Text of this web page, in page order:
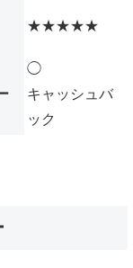
★★★★★
◯
キャッシュバ
ック